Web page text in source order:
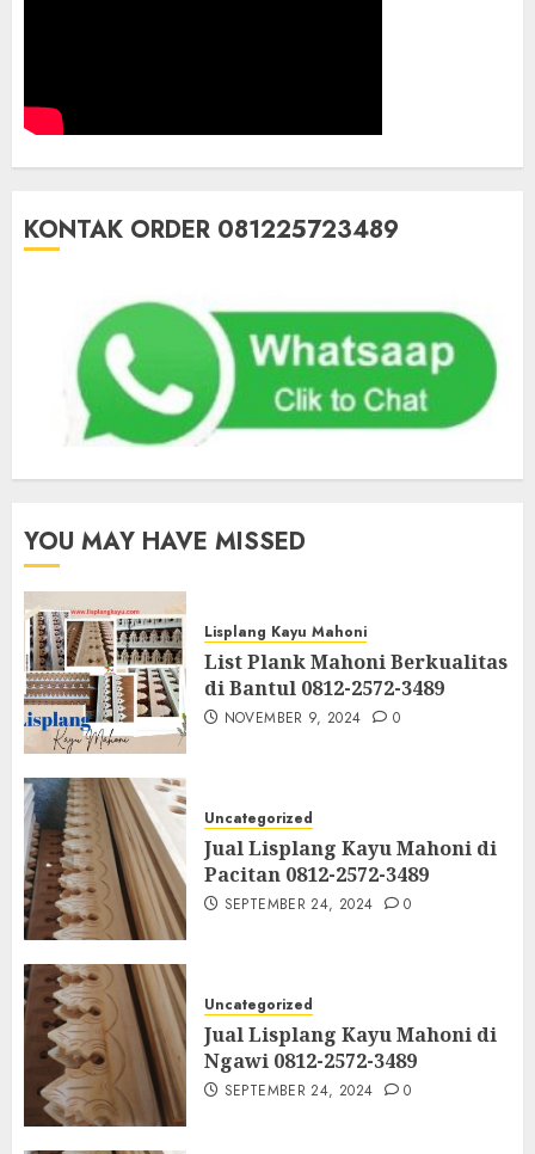
KONTAK ORDER 081225723489
YOU MAY HAVE MISSED
Lisplang Kayu Mahoni
List Plank Mahoni Berkualitas
di Bantul 0812-2572-3489
NOVEMBER 9, 2024 0
Uncategorized
Jual Lisplang Kayu Mahoni di
Pacitan 0812-2572-3489
SEPTEMBER 24, 2024 0
Uncategorized
Jual Lisplang Kayu Mahoni di
Ngawi 0812-2572-3489
SEPTEMBER 24, 2024 0